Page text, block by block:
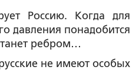
Россию. Когда для
давления понадобится
ребром…
не имеют особых